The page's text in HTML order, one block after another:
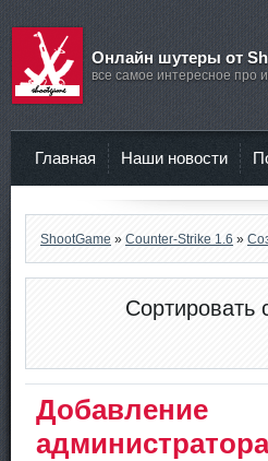
Онлайн шутеры от
все самое интересное про
Главная Наши новости
ShootGame » Counter-Strike 1.6 »
Сортировать
Добавление